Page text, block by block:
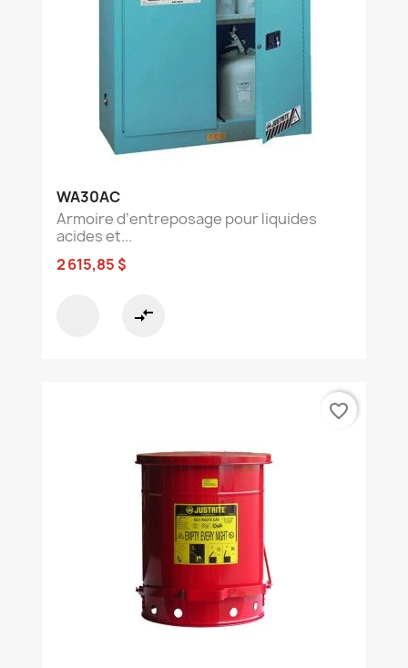
WA30AC
Armoire d’entreposage pour liquides
acides et...
2 615,85 $
compare_arrows
favorite_border